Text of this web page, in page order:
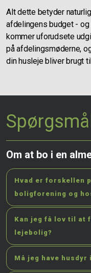
Alt dette betyder
afdelingens budget -
kommer uforudsete
på afdelingsmøderne,
din husleje bliver brugt
Om at bo i en
Hvad er forskellen
boligforening og
Kan jeg få lov til at
lejebolig?
Må jeg have